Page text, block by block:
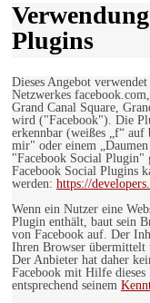
Plugins
Dieses Angebot
Netzwerkes
Grand Canal Square,
wird ("Facebook"). Die
erkennbar (weißes „f“
mir" oder einem
"Facebook Social Plugin"
Facebook Social Plugins
werden: https://
Wenn ein Nutzer eine
Plugin enthält, baut sein
von Facebook auf. Der
Ihren Browser übermittelt
Der Anbieter hat daher
Facebook mit Hilfe
entsprechend seinem